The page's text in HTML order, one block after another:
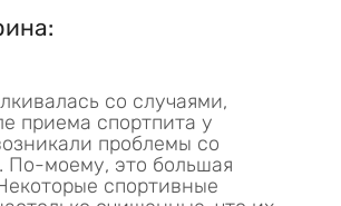
со случаями,
приема спортпита у
проблемы со
По-моему, это большая
спортивные